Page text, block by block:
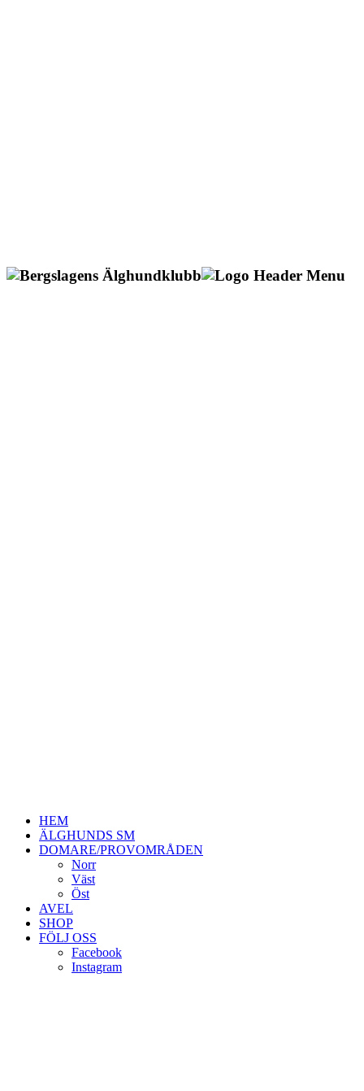
HEM
ÄLGHUNDS SM
DOMARE/PROVOMRÅDEN
Norr
Väst
Öst
AVEL
SHOP
FÖLJ OSS
Facebook
Instagram